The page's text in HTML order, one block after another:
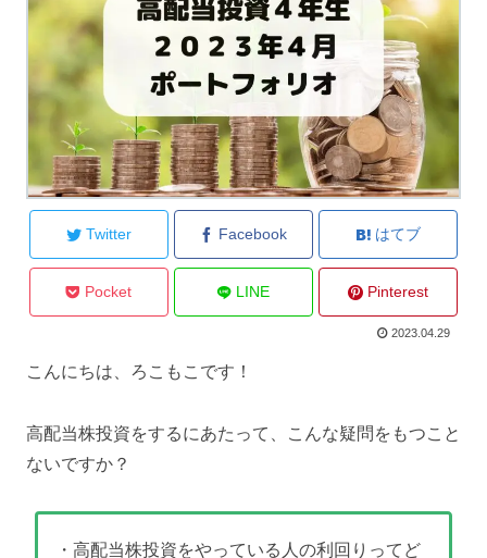
Twitter Facebook はてブ
Pocket LINE Pinterest
2023.04.29
こんにちは、ろこもこです！
高配当株投資をするにあたって、こんな疑問をもつこと
ないですか？
・高配当株投資をやっている人の利回りってど